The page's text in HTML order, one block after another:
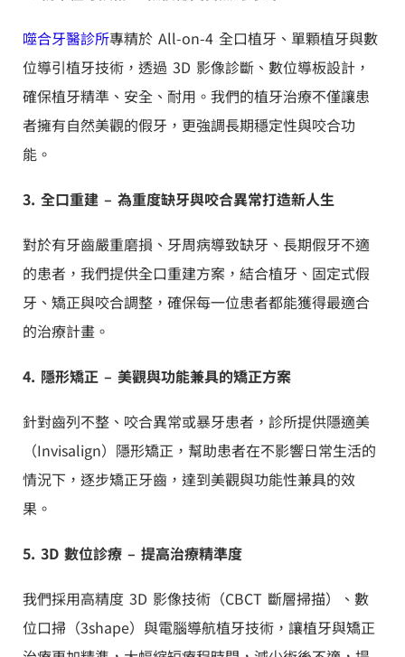
噬合牙醫診所專精於 All-on-4 全口植牙、單顆植牙與數
位導引植牙技術，透過 3D 影像診斷、數位導板設計，
確保植牙精準、安全、耐用。我們的植牙治療不僅讓患
者擁有自然美觀的假牙，更強調長期穩定性與咬合功
能。
3. 全口重建 – 為重度缺牙與咬合異常打造新人生
對於有牙齒嚴重磨損、牙周病導致缺牙、長期假牙不適
的患者，我們提供全口重建方案，結合植牙、固定式假
牙、矯正與咬合調整，確保每一位患者都能獲得最適合
的治療計畫。
4. 隱形矯正 – 美觀與功能兼具的矯正方案
針對齒列不整、咬合異常或暴牙患者，診所提供隱適美
（Invisalign）隱形矯正，幫助患者在不影響日常生活的
情況下，逐步矯正牙齒，達到美觀與功能性兼具的效
果。
5. 3D 數位診療 – 提高治療精準度
我們採用高精度 3D 影像技術（CBCT 斷層掃描）、數
位口掃（3shape）與電腦導航植牙技術，讓植牙與矯正